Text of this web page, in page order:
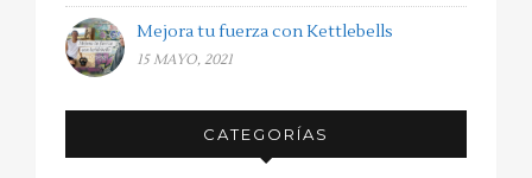
Mejora tu fuerza con Kettlebells
15 MAYO, 2021
CATEGORÍAS